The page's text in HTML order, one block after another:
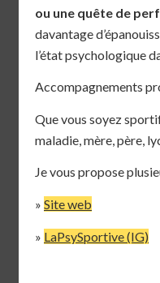
ou une quête de
davantage
l’état psychologique
Accompagnements
Que vous soyez
maladie, mère, père,
Je vous propose
» Site web
» LaPsySportive (IG)